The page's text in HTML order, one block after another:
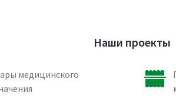
Наши проекты
медицинского